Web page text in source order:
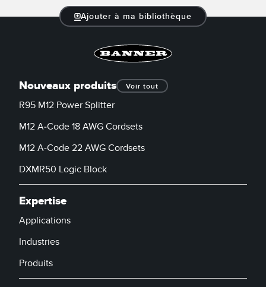
Ajouter à ma bibliothèque
Nouveaux produits Voir tout
R95 M12 Power Splitter
M12 A-Code 18 AWG Cordsets
M12 A-Code 22 AWG Cordsets
DXMR50 Logic Block
Expertise
Applications
Industries
Produits